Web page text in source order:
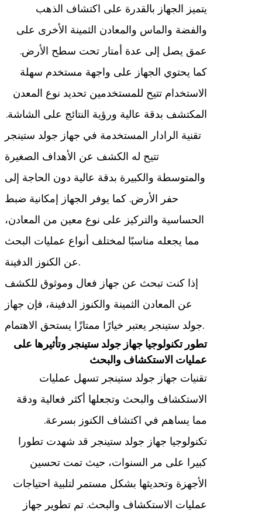
يتميز الجهاز بالقدرة على اكتشاف الذهب
والفضة والماس والمعادن الثمينة الأخرى على
عمق يصل إلى عدة أمتار تحت سطح الأرض.
كما يحتوي الجهاز على واجهة مستخدم سهلة
الاستخدام تتيح للمستخدمين تحديد نوع المعدن
المكتشف بدقة عالية ورؤية النتائج على الشاشة.
تقنية الرادار المستخدمة في جهاز جولد ستينجر
تتيح له الكشف عن الأهداف الصغيرة
والمتوسطة والكبيرة بدقة عالية دون الحاجة إلى
حفر الأرض. كما يوفر الجهاز إمكانية ضبط
الحساسية والتركيز على نوع معين من المعادن،
مما يجعله مناسبًا لمختلف أنواع عمليات البحث
عن الكنوز الدفينة.
إذا كنت تبحث عن جهاز فعال وموثوق للكشف
عن المعادن الثمينة والكنوز الدفينة، فإن جهاز
جولد ستينجر يعتبر خيارًا ممتازًا يستحق الاهتمام.
تطور تكنولوجيا جهاز جولد ستينجر وتأثيرها على
عمليات الاستكشاف والبحث
تقنيات جهاز جولد ستينجر تسهل عمليات
الاستكشاف والبحث وتجعلها أكثر فعالية ودقة
مما يساهم في اكتشاف الكنوز بسرعة.
تكنولوجيا جهاز جولد ستينجر قد شهدت تطورا
كبيرا على مر السنوات، حيث تمت تحسين
الأجهزة وتحديثها بشكل مستمر لتلبية احتياجات
عمليات الاستكشاف والبحث. تم تطوير جهاز